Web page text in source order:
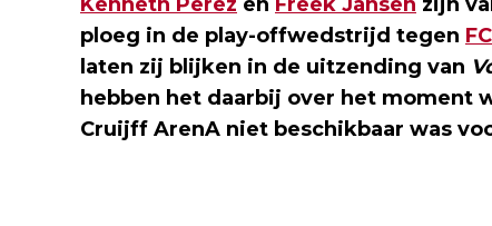
ploeg in de play-offwedstrijd tegen
laten zij blijken in de uitzending van
hebben het daarbij over het moment
Cruijff ArenA niet beschikbaar was